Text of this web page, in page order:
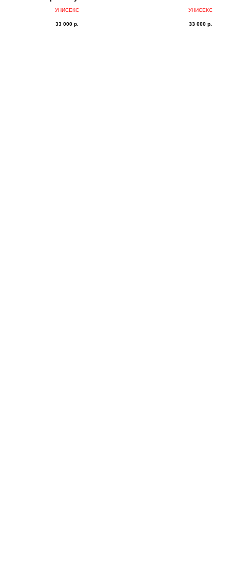
УНИСЕКС
33 000 р.
УНИСЕКС
33 000 р.